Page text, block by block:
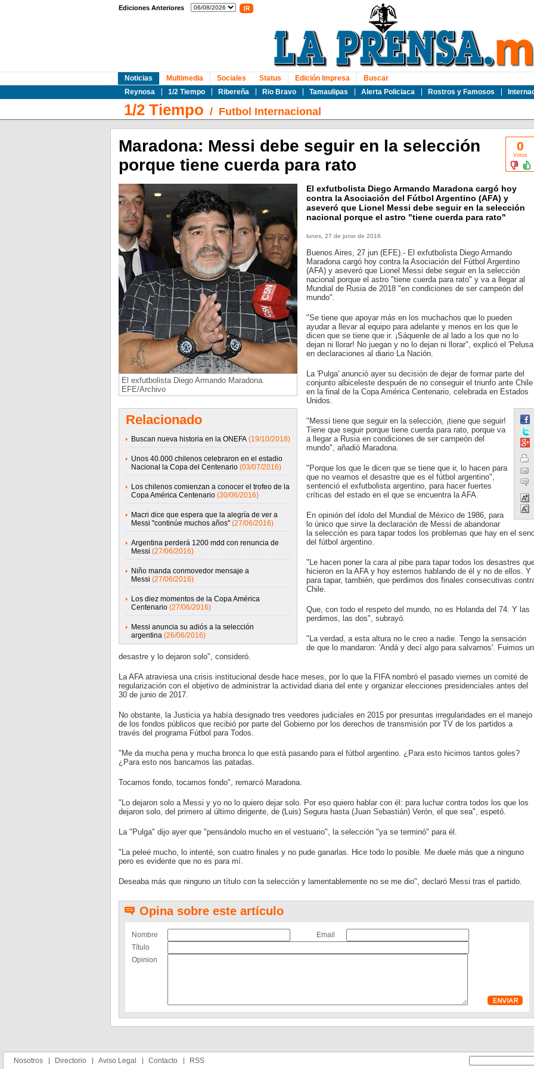
Ediciones Anteriores
Noticias
Reynosa
1/2 Tiempo Ribereña Rio Bravo Tamaulipas Alerta Policiaca Rostros y Famosos
Multimedia Sociales Status Edición Impresa Buscar
1/2 Tiempo / Futbol Internacional
0
Votos
Maradona: Messi debe seguir en la selección
porque tiene cuerda para rato
El exfutbolista Diego Armando Maradona.
EFE/Archivo
Relacionado
Buscan nueva historia en la ONEFA (19/10/2018)
Unos 40.000 chilenos celebraron en el estadio
Nacional la Copa del Centenario (03/07/2016)
Los chilenos comienzan a conocer el trofeo de la
Copa América Centenario (30/06/2016)
Macri dice que espera que la alegría de ver a
Messi "continúe muchos años" (27/06/2016)
Argentina perderá 1200 mdd con renuncia de
Messi (27/06/2016)
Niño manda conmovedor mensaje a
Messi (27/06/2016)
Los diez momentos de la Copa América
Centenario (27/06/2016)
Messi anuncia su adiós a la selección
argentina (26/06/2016)
El exfutbolista Diego Armando Maradona cargó hoy
contra la Asociación del Fútbol Argentino (AFA) y
aseveró que Lionel Messi debe seguir en la selección
nacional porque el astro "tiene cuerda para rato"
lunes, 27 de junio de 2016
Buenos Aires, 27 jun (EFE).- El exfutbolista Diego Armando
Maradona cargó hoy contra la Asociación del Fútbol Argentino
(AFA) y aseveró que Lionel Messi debe seguir en la selección
nacional porque el astro "tiene cuerda para rato" y va a llegar al
Mundial de Rusia de 2018 "en condiciones de ser campeón del
mundo".
"Se tiene que apoyar más en los muchachos que lo pueden
ayudar a llevar al equipo para adelante y menos en los que le
dicen que se tiene que ir. ¡Sáquenle de al lado a los que no lo
dejan ni llorar! No juegan y no lo dejan ni llorar", explicó el 'Pelusa'
en declaraciones al diario La Nación.
La 'Pulga' anunció ayer su decisión de dejar de formar parte del
conjunto albiceleste despuén de no conseguir el triunfo ante Chile
en la final de la Copa América Centenario, celebrada en Estados
Unidos.
"Messi tiene que seguir en la selección, ¡tiene que seguir!
Tiene que seguir porque tiene cuerda para rato, porque va
a llegar a Rusia en condiciones de ser campeón del
mundo", añadió Maradona.
"Porque los que le dicen que se tiene que ir, lo hacen para
que no veamos el desastre que es el fútbol argentino",
sentenció el exfutbolista argentino, para hacer fuertes
críticas del estado en el que se encuentra la AFA.
En opinión del ídolo del Mundial de México de 1986, para
lo único que sirve la declaración de Messi de abandonar
la selección es para tapar todos los problemas que hay en el
del fútbol argentino.
"Le hacen poner la cara al pibe para tapar todos los desastres
hicieron en la AFA y hoy estemos hablando de él y no de ellos. Y
para tapar, también, que perdimos dos finales consecutivas
Chile.
Que, con todo el respeto del mundo, no es Holanda del 74. Y las
perdimos, las dos", subrayó.
"La verdad, a esta altura no le creo a nadie. Tengo la sensación
de que lo mandaron: 'Andá y decí algo para salvarnos'. Fuimos un
desastre y lo dejaron solo", consideró.
La AFA atraviesa una crisis institucional desde hace meses, por lo que la FIFA nombró el pasado viernes un comité de
regularización con el objetivo de administrar la actividad diaria del ente y organizar elecciones presidenciales antes del
30 de junio de 2017.
No obstante, la Justicia ya había designado tres veedores judiciales en 2015 por presuntas irregularidades en el manejo
de los fondos públicos que recibió por parte del Gobierno por los derechos de transmisión por TV de los partidos a
través del programa Fútbol para Todos.
"Me da mucha pena y mucha bronca lo que está pasando para el fútbol argentino. ¿Para esto hicimos tantos goles?
¿Para esto nos bancamos las patadas.
Tocamos fondo, tocamos fondo", remarcó Maradona.
"Lo dejaron solo a Messi y yo no lo quiero dejar solo. Por eso quiero hablar con él: para luchar contra todos los que los
dejaron solo, del primero al último dirigente, de (Luis) Segura hasta (Juan Sebastián) Verón, el que sea", espetó.
La "Pulga" dijo ayer que "pensándolo mucho en el vestuario", la selección "ya se terminó" para él.
"La peleé mucho, lo intenté, son cuatro finales y no pude ganarlas. Hice todo lo posible. Me duele más que a ninguno
pero es evidente que no es para mí.
Deseaba más que ninguno un título con la selección y lamentablemente no se me dio", declaró Messi tras el partido.
Opina sobre este artículo
Nombre
Email
Título
Opinion
Nosotros Directorio Aviso Legal Contacto RSS